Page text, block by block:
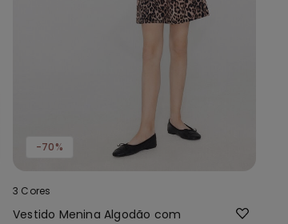
-70%
3 Cores
Vestido Menina Algodão com